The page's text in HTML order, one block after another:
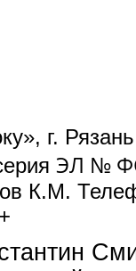
г.
ЭЛ №
К.М.
mail)